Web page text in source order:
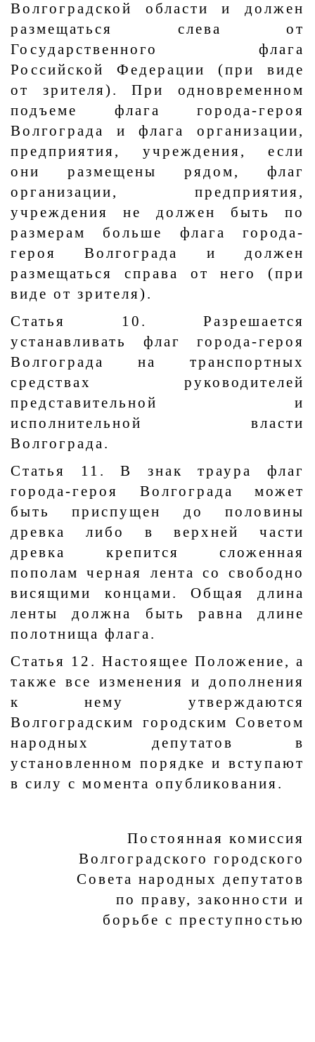
Волгоградской области и должен
размещаться слева от
Государственного флага
Российской Федерации (при виде
от зрителя). При одновременном
подъеме флага города-героя
Волгограда и флага организации,
предприятия, учреждения, если
они размещены рядом, флаг
организации, предприятия,
учреждения не должен быть по
размерам больше флага города-
героя Волгограда и должен
размещаться справа от него (при
виде от зрителя).
Статья 10. Разрешается
устанавливать флаг города-героя
Волгограда на транспортных
средствах руководителей
представительной и
исполнительной власти
Волгограда.
Статья 11. В знак траура флаг
города-героя Волгограда может
быть приспущен до половины
древка либо в верхней части
древка крепится сложенная
пополам черная лента со свободно
висящими концами. Общая длина
ленты должна быть равна длине
полотнища флага.
Статья 12. Настоящее Положение, а
также все изменения и дополнения
к нему утверждаются
Волгоградским городским Советом
народных депутатов в
установленном порядке и вступают
в силу с момента опубликования.
Постоянная комиссия
Волгоградского городского
Совета народных депутатов
по праву, законности и
борьбе с преступностью